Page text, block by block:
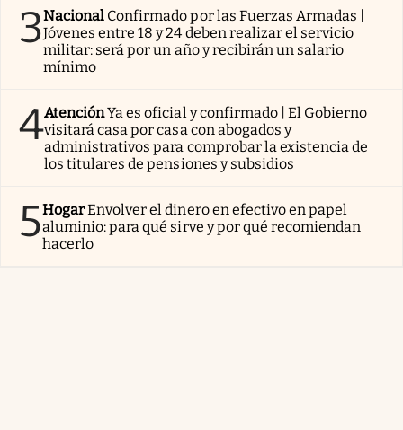
3Nacional Confirmado por las Fuerzas Armadas |
Jóvenes entre 18 y 24 deben realizar el servicio
militar: será por un año y recibirán un salario
mínimo
4AtenciónYa es oficial y confirmado | El Gobierno
visitará casa por casa con abogados y
administrativos para comprobar la existencia de
los titulares de pensiones y subsidios
5HogarEnvolver el dinero en efectivo en papel
aluminio: para qué sirve y por qué recomiendan
hacerlo